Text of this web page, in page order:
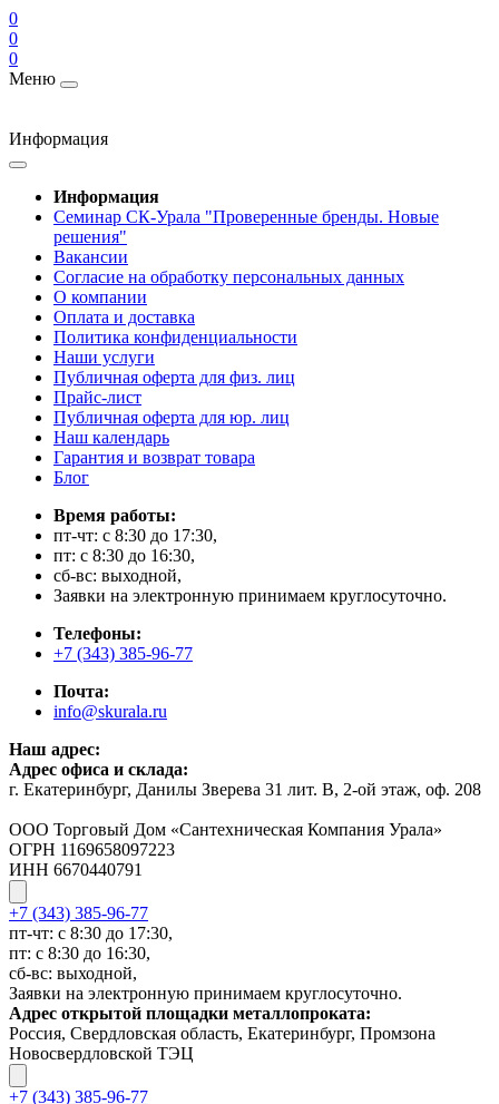
0
0
0
Меню
Информация
Информация
Cеминар СК-Урала "Проверенные бренды. Новые
решения"
Вакансии
Согласие на обработку персональных данных
О компании
Оплата и доставка
Политика конфиденциальности
Наши услуги
Публичная оферта для физ. лиц
Прайс-лист
Публичная оферта для юр. лиц
Наш календарь
Гарантия и возврат товара
Блог
Время работы:
пт-чт: с 8:30 до 17:30,
пт: с 8:30 до 16:30,
сб-вс: выходной,
Заявки на электронную принимаем круглосуточно.
Телефоны:
+7 (343) 385-96-77
Почта:
info@skurala.ru
Наш адрес:
Адрес офиса и склада:
г. Екатеринбург, Данилы Зверева 31 лит. В, 2-ой этаж, оф. 208
ООО Торговый Дом «Сантехническая Компания Урала»
ОГРН 1169658097223
ИНН 6670440791
+7 (343) 385-96-77
пт-чт: с 8:30 до 17:30,
пт: с 8:30 до 16:30,
сб-вс: выходной,
Заявки на электронную принимаем круглосуточно.
Адрес открытой площадки металлопроката:
Россия, Свердловская область, Екатеринбург, Промзона
Новосвердловской ТЭЦ
+7 (343) 385-96-77